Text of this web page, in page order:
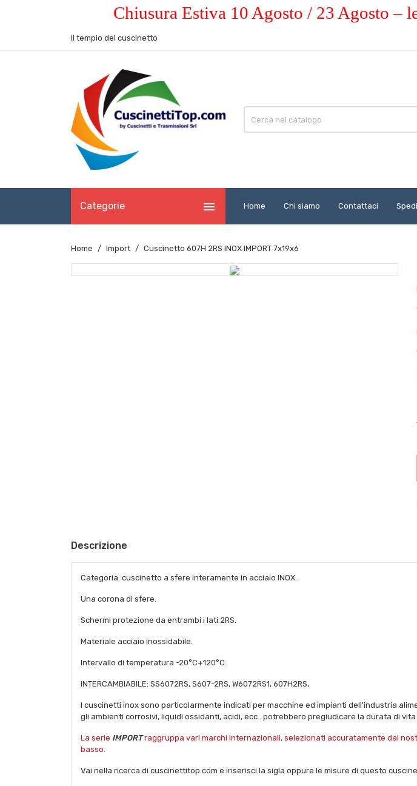
Chiusura Estiva 10 Agosto / 23 Agosto –
Il tempio del cuscinetto
Categorie  Home Chi siamo Contattaci
Home Import Cuscinetto 607H 2RS INOX IMPORT 7x19x6
Descrizione
Categoria: cuscinetto a sfere interamente in acciaio INOX.
Una corona di sfere.
Schermi protezione da entrambi i lati 2RS.
Materiale acciaio inossidabile.
Intervallo di temperatura -20°C+120°C.
INTERCAMBIABILE: SS6072RS, S607-2RS, W6072RS1, 607H2RS,
I cuscinetti inox sono particolarmente indicati per macchine ed impianti dell'industria
gli ambienti corrosivi, liquidi ossidanti, acidi, ecc.. potrebbero pregiudicare la durata di
La serie IMPORTraggruppa vari marchi internazionali, selezionati accuratamente dai
basso.
Vai nella ricerca di cuscinettitop.com e inserisci la sigla oppure le misure di questo